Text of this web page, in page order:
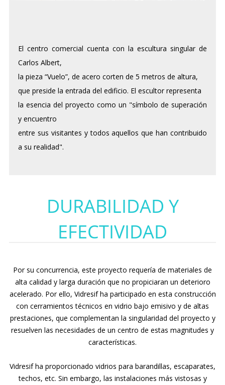
El centro comercial cuenta con la escultura singular de
Carlos Albert,
la pieza “Vuelo”, de acero corten de 5 metros de altura,
que preside la entrada del edificio. El escultor representa
la esencia del proyecto como un "símbolo de superación
y encuentro
entre sus visitantes y todos aquellos que han contribuido
a su realidad".
DURABILIDAD Y
EFECTIVIDAD
Por su concurrencia, este proyecto requería de materiales de
alta calidad y larga duración que no propiciaran un deterioro
acelerado. Por ello, Vidresif ha participado en esta construcción
con cerramientos técnicos en vidrio bajo emisivo y de altas
prestaciones, que complementan la singularidad del proyecto y
resuelven las necesidades de un centro de estas magnitudes y
características.
Vidresif ha proporcionado vidrios para barandillas, escaparates,
techos, etc. Sin embargo, las instalaciones más vistosas y